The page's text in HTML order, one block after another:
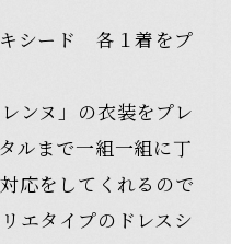
シード 各１着をプ
ンヌ」の衣装をプレ
ルまで一組一組に丁
応をしてくれるので
エタイプのドレスシ